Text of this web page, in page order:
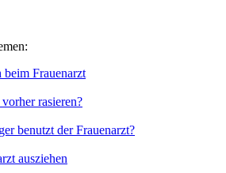
beim Frauenarzt
rasieren?
benutzt der Frauenarzt?
ausziehen